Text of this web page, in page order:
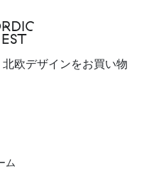
欧デザインをお買い物
ム